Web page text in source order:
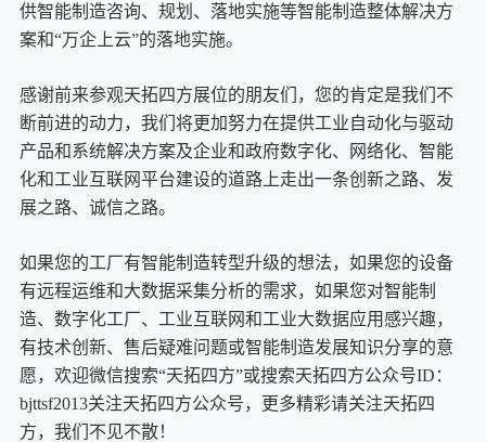
供智能制造咨询、规划、落地实施等智能制造整体解决方
案和“万企上云”的落地实施。
感谢前来参观天拓四方展位的朋友们，您的肯定是我们不
断前进的动力，我们将更加努力在提供工业自动化与驱动
产品和系统解决方案及企业和政府数字化、网络化、智能
化和工业互联网平台建设的道路上走出一条创新之路、发
展之路、诚信之路。
如果您的工厂有智能制造转型升级的想法，如果您的设备
有远程运维和大数据采集分析的需求，如果您对智能制
造、数字化工厂、工业互联网和工业大数据应用感兴趣，
有技术创新、售后疑难问题或智能制造发展知识分享的意
愿，欢迎微信搜索“天拓四方”或搜索天拓四方公众号ID：
bjttsf2013关注天拓四方公众号，更多精彩请关注天拓四
方，我们不见不散！